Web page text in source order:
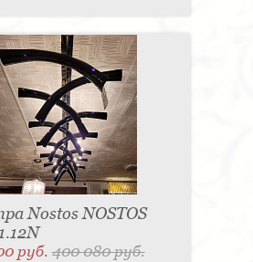
Nostos NOSTOS
руб.400 080 руб.